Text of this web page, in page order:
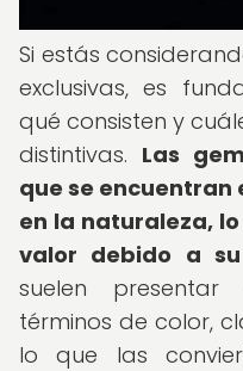
Si estás
exclusivas, es
qué consisten y
distintivas. Las
que se
en la naturaleza,
valor debido a su
suelen
términos de color,
lo que las